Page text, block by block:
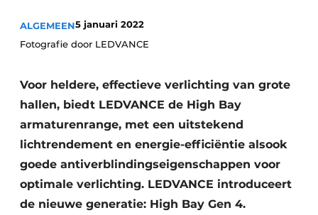
Vacature aanmelden
Vacatures
ALGEMEEN5 januari 2022
Fotografie door LEDVANCE
Voor heldere, effectieve verlichting van grote
hallen, biedt LEDVANCE de High Bay
armaturenrange, met een uitstekend
lichtrendement en energie-efficiëntie alsook
goede antiverblindingseigenschappen voor
optimale verlichting. LEDVANCE introduceert
de nieuwe generatie: High Bay Gen 4.